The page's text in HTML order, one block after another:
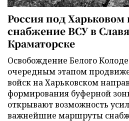
Россия под Харьковом
снабжение ВСУ в
Краматорске
Освобождение Белого
очередным этапом
войск на Харьковском
формирования буферной
открывают возможность
важнейшие маршруты